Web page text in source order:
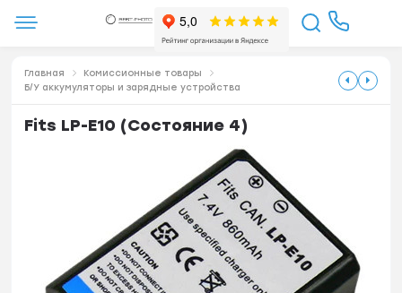
Главная
Комиссионные товары
Б/У аккумуляторы и зарядные устройства
Fits LP-E10 (Состояние 4)